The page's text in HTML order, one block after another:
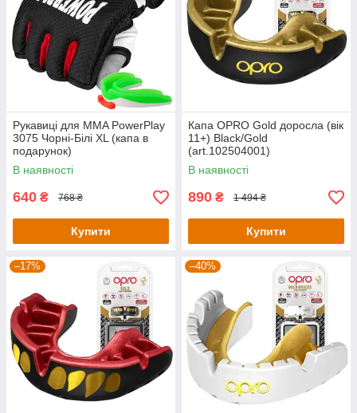
Рукавиці для MMA PowerPlay
3075 Чорні-Білі XL (капа в
подарунок)
В наявності
640 ₴ 768 ₴
Купити
Капа OPRO Gold доросла (вік
11+) Black/Gold
(art.102504001)
В наявності
890 ₴ 1 494 ₴
Купити
–17% –40%